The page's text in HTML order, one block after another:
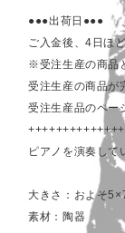
●●●出荷日●●●
ご入金後、4日ほ
※受注生産の商品
受注生産の商品が
受注生産品のペー
ピアノを演奏して
大きさ：およそ
素材：陶器